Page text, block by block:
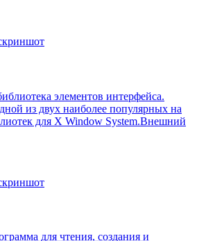
элементов интерфейса.
из двух наиболее популярных на
для X Window System.Внешний
для чтения, создания и